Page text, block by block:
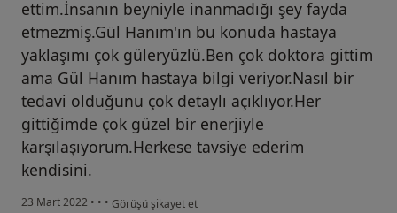
ettim.İnsanın beyniyle inanmadığı şey fayda
etmezmiş.Gül Hanım'ın bu konuda hastaya
yaklaşımı çok güleryüzlü.Ben çok doktora gittim
ama Gül Hanım hastaya bilgi veriyor.Nasıl bir
tedavi olduğunu çok detaylı açıklıyor.Her
gittiğimde çok güzel bir enerjiyle
karşılaşıyorum.Herkese tavsiye ederim
kendisini.
23 Mart 2022 • • • kullanıcının görüşüne göre a.....
Görüşü şikayet et